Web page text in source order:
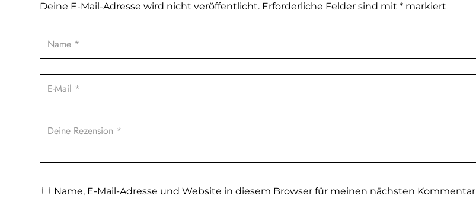
Deine E-Mail-Adresse wird nicht veröffentlicht. Erforderliche Felder sind mit* markiert
Name, E-Mail-Adresse und Website in diesem Browser für meinen nächsten Kommentar